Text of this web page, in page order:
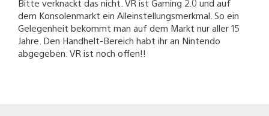
Bitte verknackt das nicht. VR ist Gaming 2.0 und auf
dem Konsolenmarkt ein Alleinstellungsmerkmal. So ein
Gelegenheit bekommt man auf dem Markt nur aller 15
Jahre. Den Handhelt-Bereich habt ihr an Nintendo
abgegeben. VR ist noch offen!!